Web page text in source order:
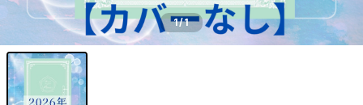
1/1